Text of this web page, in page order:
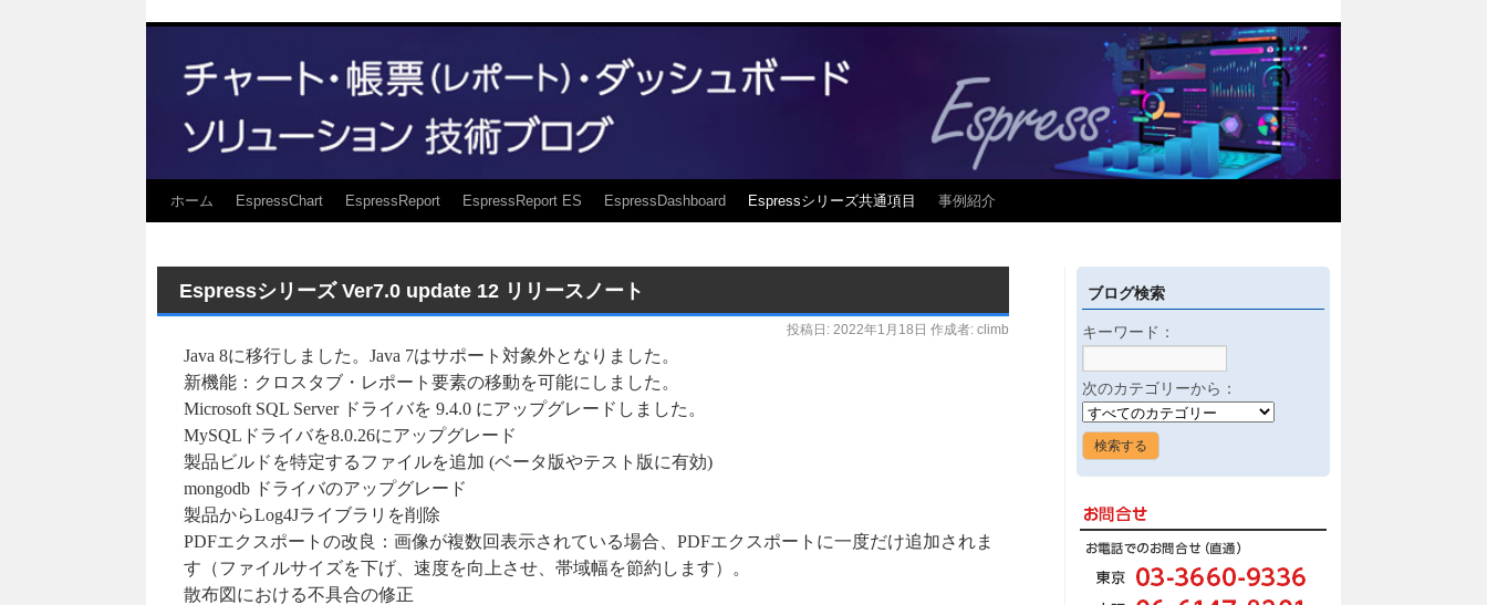
ホーム EspressChart EspressReport EspressReport ES EspressDashboard Espressシリーズ共通項目 事例紹介
Espressシリーズ Ver7.0 update 12 リリースノート
投稿日: 2022年1月18日 作成者: climb
Java 8に移行しました。Java 7はサポート対象外となりました。
新機能：クロスタブ・レポート要素の移動を可能にしました。
Microsoft SQL Server ドライバを 9.4.0 にアップグレードしました。
MySQLドライバを8.0.26にアップグレード
製品ビルドを特定するファイルを追加 (ベータ版やテスト版に有効)
mongodb ドライバのアップグレード
製品からLog4Jライブラリを削除
PDFエクスポートの改良：画像が複数回表示されている場合、PDFエクスポートに一度だけ追加されま
す（ファイルサイズを下げ、速度を向上させ、帯域幅を節約します）。
散布図における不具合の修正
ブログ検索
キーワード：
次のカテゴリーから：